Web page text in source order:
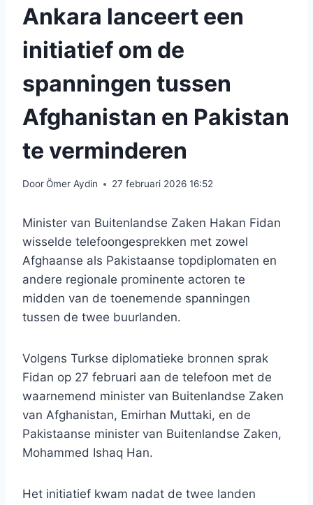
Ankara lanceert een
initiatief om de
spanningen tussen
Afghanistan en Pakistan
te verminderen
DoorÖmer Aydin 27 februari 2026 16:52
Minister van Buitenlandse Zaken Hakan Fidan
wisselde telefoongesprekken met zowel
Afghaanse als Pakistaanse topdiplomaten en
andere regionale prominente actoren te
midden van de toenemende spanningen
tussen de twee buurlanden.
Volgens Turkse diplomatieke bronnen sprak
Fidan op 27 februari aan de telefoon met de
waarnemend minister van Buitenlandse Zaken
van Afghanistan, Emirhan Muttaki, en de
Pakistaanse minister van Buitenlandse Zaken,
Mohammed Ishaq Han.
Het initiatief kwam nadat de twee landen